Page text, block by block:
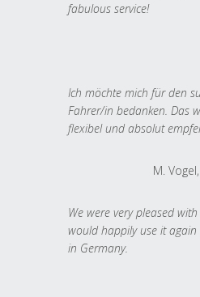
fabulous service!
Ich möchte mich für den
Fahrer/in bedanken. Das
flexibel und absolut
M.
We were very pleased
would happily use it
in Germany.